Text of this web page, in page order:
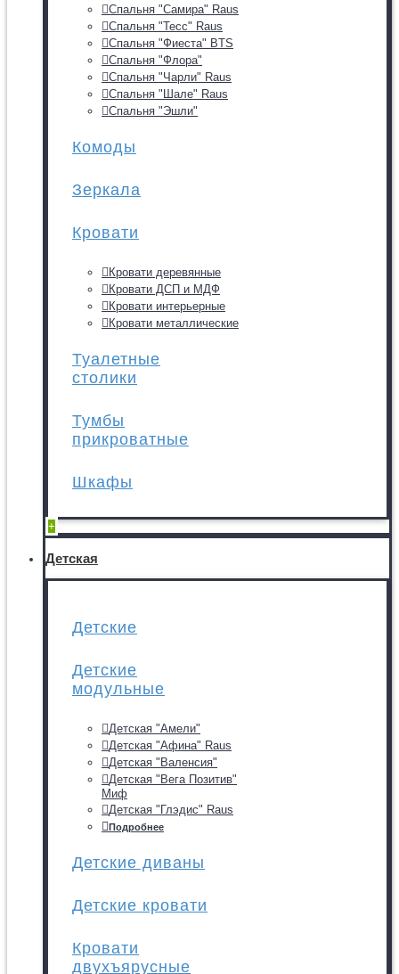
Спальня "Самира" Raus
Спальня "Тесс" Raus
Спальня "Фиеста" BTS
Спальня "Флора"
Спальня "Чарли" Raus
Спальня "Шале" Raus
Спальня "Эшли"
Комоды
Зеркала
Кровати
Кровати деревянные
Кровати ДСП и МДФ
Кровати интерьерные
Кровати металлические
Туалетные
столики
Тумбы
прикроватные
Шкафы
+
Детская
Детские
Детские
модульные
Детская "Амели"
Детская "Афина" Raus
Детская "Валенсия"
Детская "Вега Позитив"
Миф
Детская "Глэдис" Raus
Подробнее
Детские диваны
Детские кровати
Кровати
двухъярусные